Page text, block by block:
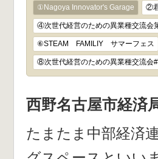
①Nagoya Innovator's Garage ②
④次世代経営のための異業種交流会
⑥STEAM FAMILIY サマーフェス
⑧次世代経営のための異業種交流会
西野名古屋市経済
たまたま中部経済